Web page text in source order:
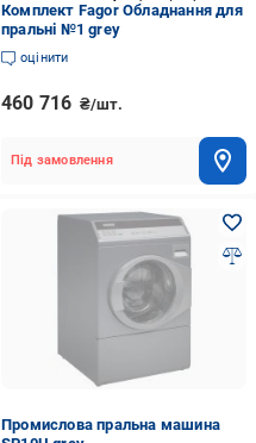
Комплект Fagor Обладнання для
пральні №1 grey
оцінити
460 716 ₴/шт.
Під замовлення
Промислова пральна машина